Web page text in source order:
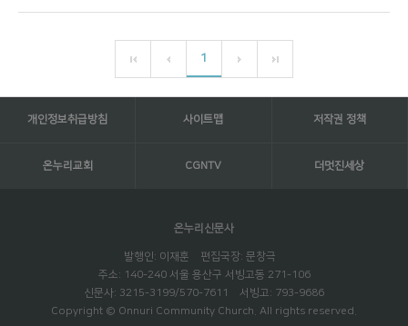
1
개인정보취급방침 사이트맵 저작권 정책
온누리교회 CGNTV 더멋진세상
온누리신문사
발행인: 이재훈 편집국장: 문창극
주소: 140-240 서울 용산구 서빙고동 271-106
신문사: 3215-3199/570-7611 서빙고: 793-9686
Copyright © Onnuri Community Church. All rights reserved.